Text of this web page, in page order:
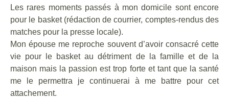
Les rares moments passés à mon domicile sont encore
pour le basket (rédaction de courrier, comptes-rendus des
matches pour la presse locale).
Mon épouse me reproche souvent d’avoir consacré cette
vie pour le basket au détriment de la famille et de la
maison mais la passion est trop forte et tant que la santé
me le permettra je continuerai à me battre pour cet
attachement.